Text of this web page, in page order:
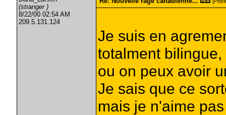
(stranger )
8/22/00 02:54 AM
209.5.131.124
Je suis en
totalment
ou on peux avoir
Je sais que ce
mais je n'aime